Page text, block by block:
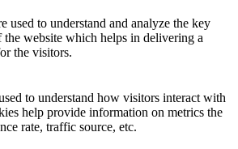
used to understand and analyze the key
the website which helps in delivering a
the visitors.
to understand how visitors interact with
help provide information on metrics the
rate, traffic source, etc.